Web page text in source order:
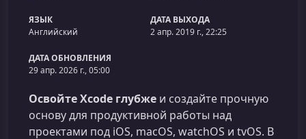
ЯЗЫК
Английский
ДАТА ВЫХОДА
2 апр. 2019 г., 22:25
ДАТА ОБНОВЛЕНИЯ
29 апр. 2026 г., 05:00
Освойте Xcode глубже и создайте прочную
основу для продуктивной работы над
проектами под iOS, macOS, watchOS и tvOS. В